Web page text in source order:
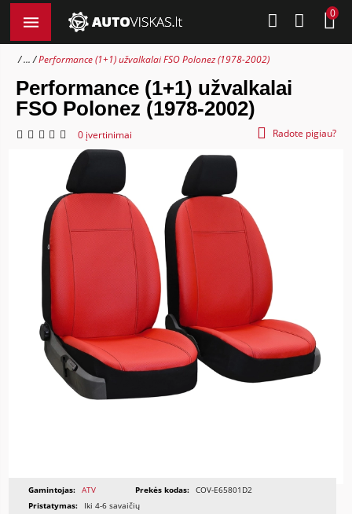
0
... Performance (1+1) užvalkalai FSO Polonez (1978-2002)
Performance (1+1) užvalkalai
FSO Polonez (1978-2002)
0 įvertinimai Radote pigiau?
Gamintojas: ATV Prekės kodas: COV-E65801D2
Pristatymas:
Iki 4-6 savaičių